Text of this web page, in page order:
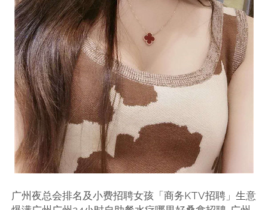
广州夜总会排名及小费招聘女孩「商务KTV招聘」生意